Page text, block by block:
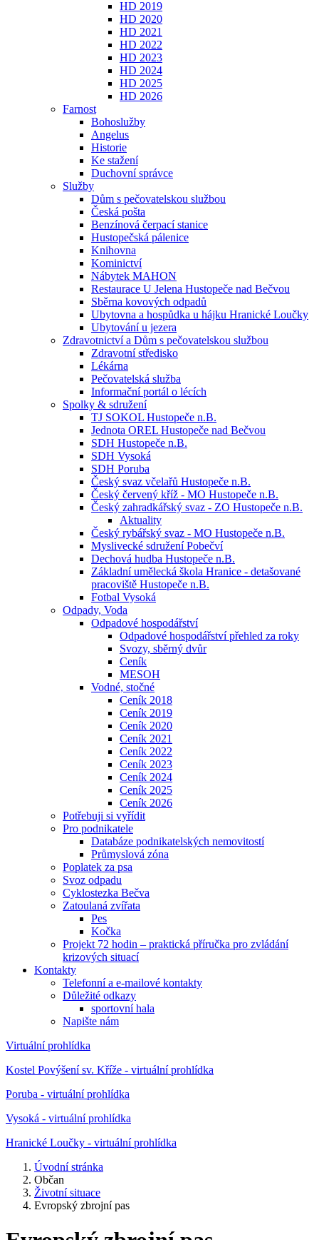
HD 2019
HD 2020
HD 2021
HD 2022
HD 2023
HD 2024
HD 2025
HD 2026
Farnost
Bohoslužby
Angelus
Historie
Ke stažení
Duchovní správce
Služby
Dům s pečovatelskou službou
Česká pošta
Benzínová čerpací stanice
Hustopečská pálenice
Knihovna
Kominictví
Nábytek MAHON
Restaurace U Jelena Hustopeče nad Bečvou
Sběrna kovových odpadů
Ubytovna a hospůdka u hájku Hranické Loučky
Ubytování u jezera
Zdravotnictví a Dům s pečovatelskou službou
Zdravotní středisko
Lékárna
Pečovatelská služba
Informační portál o lécích
Spolky & sdružení
TJ SOKOL Hustopeče n.B.
Jednota OREL Hustopeče nad Bečvou
SDH Hustopeče n.B.
SDH Vysoká
SDH Poruba
Český svaz včelařů Hustopeče n.B.
Český červený kříž - MO Hustopeče n.B.
Český zahradkářský svaz - ZO Hustopeče n.B.
Aktuality
Český rybářský svaz - MO Hustopeče n.B.
Myslivecké sdružení Pobečví
Dechová hudba Hustopeče n.B.
Základní umělecká škola Hranice - detašované
pracoviště Hustopeče n.B.
Fotbal Vysoká
Odpady, Voda
Odpadové hospodářství
Odpadové hospodářství přehled za roky
Svozy, sběrný dvůr
Ceník
MESOH
Vodné, stočné
Ceník 2018
Ceník 2019
Ceník 2020
Ceník 2021
Ceník 2022
Ceník 2023
Ceník 2024
Ceník 2025
Ceník 2026
Potřebuji si vyřídit
Pro podnikatele
Databáze podnikatelských nemovitostí
Průmyslová zóna
Poplatek za psa
Svoz odpadu
Cyklostezka Bečva
Zatoulaná zvířata
Pes
Kočka
Projekt 72 hodin – praktická příručka pro zvládání
krizových situací
Kontakty
Telefonní a e-mailové kontakty
Důležité odkazy
sportovní hala
Napište nám
Virtuální prohlídka
Kostel Povýšení sv. Kříže - virtuální prohlídka
Poruba - virtuální prohlídka
Vysoká - virtuální prohlídka
Hranické Loučky - virtuální prohlídka
Úvodní stránka
Občan
Životní situace
Evropský zbrojní pas